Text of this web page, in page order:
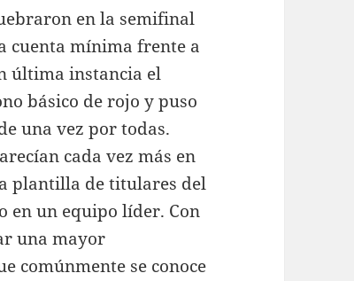
en la semifinal
cuenta mínima frente a
última instancia el
básico de rojo y puso
una vez por todas.
cada vez más en
plantilla de titulares del
en un equipo líder. Con
una mayor
comúnmente se conoce